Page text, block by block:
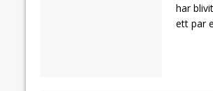
har
ett par